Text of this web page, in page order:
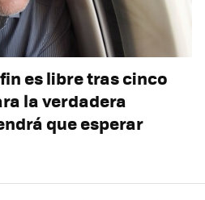
es libre tras cinco
la verdadera
que esperar